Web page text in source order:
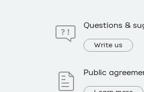
Questions &
Write us
Public